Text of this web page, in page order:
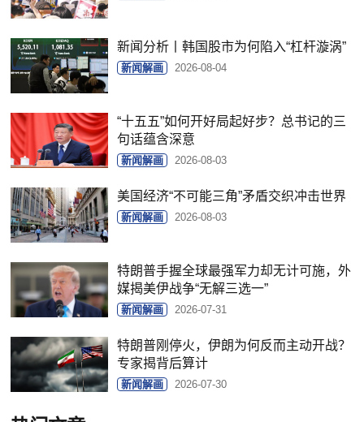
新闻分析丨韩国股市为何陷入“杠杆漩涡”
新闻解画 2026-08-04
“十五五”如何开好局起好步？总书记的三
句话蕴含深意
新闻解画 2026-08-03
美国经济“不可能三角”矛盾交织冲击世界
新闻解画 2026-08-03
特朗普手握全球最强军力却无计可施，外
媒揭美伊战争“无解三选一”
新闻解画 2026-07-31
特朗普刚停火，伊朗为何反而主动开战？
专家揭背后算计
新闻解画 2026-07-30